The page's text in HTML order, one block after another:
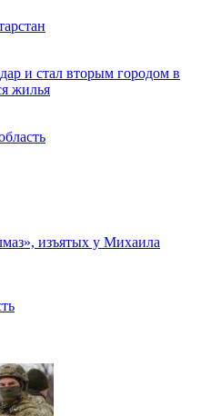
и стал вторым городом в
жилья
изъятых у Михаила